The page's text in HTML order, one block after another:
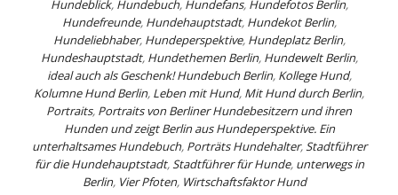
Hundeblick, Hundebuch, Hundefans, Hundefotos Berlin,
Hundefreunde, Hundehauptstadt, Hundekot Berlin,
Hundeliebhaber, Hundeperspektive, Hundeplatz Berlin,
Hundeshauptstadt, Hundethemen Berlin, Hundewelt Berlin,
ideal auch als Geschenk! Hundebuch Berlin, Kollege Hund,
Kolumne Hund Berlin, Leben mit Hund, Mit Hund durch Berlin,
Portraits, Portraits von Berliner Hundebesitzern und ihren
Hunden und zeigt Berlin aus Hundeperspektive. Ein
unterhaltsames Hundebuch, Porträts Hundehalter,Stadtführer
für die Hundehauptstadt,Stadtführer für Hunde, unterwegs in
Berlin, Vier Pfoten, Wirtschaftsfaktor Hund